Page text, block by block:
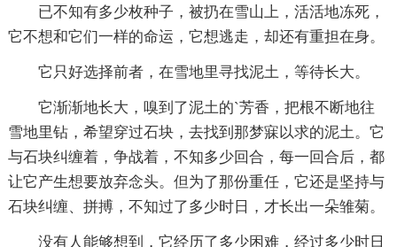
已不知有多少枚种子，被扔在雪山上，活活地冻死，
它不想和它们一样的命运，它想逃走，却还有重担在身。
它只好选择前者，在雪地里寻找泥土，等待长大。
它渐渐地长大，嗅到了泥土的`芳香，把根不断地往
雪地里钻，希望穿过石块，去找到那梦寐以求的泥土。它
与石块纠缠着，争战着，不知多少回合，每一回合后，都
让它产生想要放弃念头。但为了那份重任，它还是坚持与
石块纠缠、拼搏，不知过了多少时日，才长出一朵雏菊。
没有人能够想到，它经历了多少困难，经过多少时日